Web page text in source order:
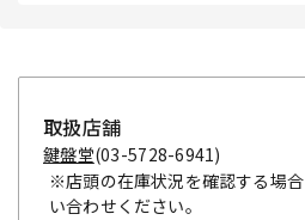
取扱店舗
鍵盤堂(03-5728-6941)
※店頭の在庫状況を確認する場
い合わせください。